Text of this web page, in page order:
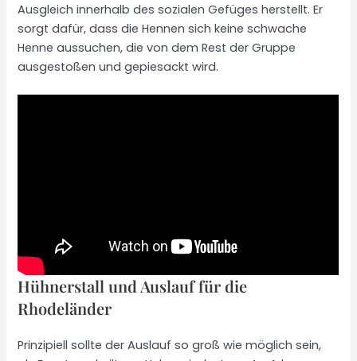
Ausgleich innerhalb des sozialen Gefüges herstellt. Er
sorgt dafür, dass die Hennen sich keine schwache
Henne aussuchen, die von dem Rest der Gruppe
ausgestoßen und gepiesackt wird.
Hühnerstall und Auslauf für die
Rhodeländer
Prinzipiell sollte der Auslauf so groß wie möglich sein,